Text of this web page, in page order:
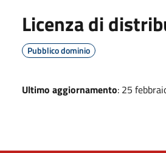
Licenza di
Pubblico dominio
Ultimo aggiornamento: 25